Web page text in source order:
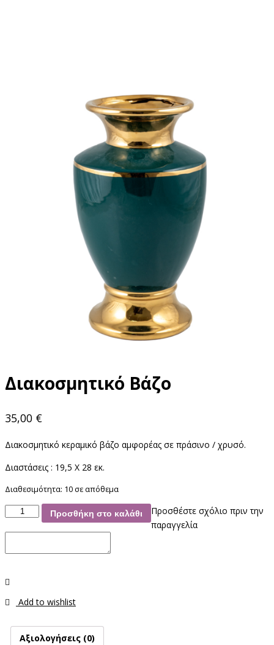
Διακοσμητικό Βάζο
35,00 €
Διακοσμητικό κεραμικό βάζο αμφορέας σε πράσινο / χρυσό.
Διαστάσεις : 19,5 Χ 28 εκ.
Διαθεσιμότητα: 10 σε απόθεμα
ΔιακοσμητικόΠροσθήκη στο καλάθι
Προσθέστε σχόλιο πριν την
παραγγελία
Add to wishlist
Αξιολογήσεις (0)